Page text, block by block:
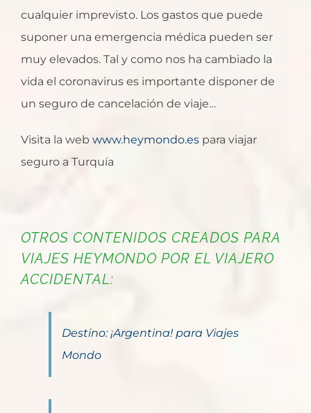
cualquier imprevisto. Los gastos que puede
suponer una emergencia médica pueden ser
muy elevados. Tal y como nos ha cambiado la
vida el coronavirus es importante disponer de
un seguro de cancelación de viaje…
Visita la web www.heymondo.es para viajar
seguro a Turquía
OTROS CONTENIDOS CREADOS PARA
VIAJES HEYMONDO POR EL VIAJERO
ACCIDENTAL:
Destino: ¡Argentina! para Viajes
Mondo